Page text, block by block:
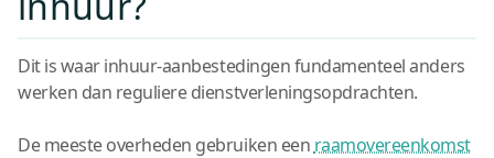
Dit is waar inhuur-aanbestedingen fundamenteel anders
werken dan reguliere dienstverleningsopdrachten.
De meeste overheden gebruiken een raamovereenkomst